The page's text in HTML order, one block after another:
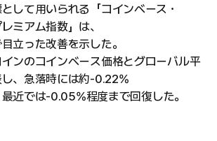
して用いられる「コインベース・
ミアム指数」は、
立った改善を示した。
ンのコインベース価格とグローバル平
、急落時には約-0.22%
近では-0.05%程度まで回復した。